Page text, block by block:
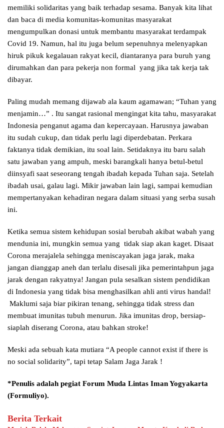
memiliki solidaritas yang baik terhadap sesama. Banyak kita lihat
dan baca di media komunitas-komunitas masyarakat
mengumpulkan donasi untuk membantu masyarakat terdampak
Covid 19. Namun, hal itu juga belum sepenuhnya melenyapkan
hiruk pikuk kegalauan rakyat kecil, diantaranya para buruh yang
dirumahkan dan para pekerja non formal yang jika tak kerja tak
dibayar.
Paling mudah memang dijawab ala kaum agamawan; “Tuhan yang
menjamin…” . Itu sangat rasional mengingat kita tahu, masyarakat
Indonesia penganut agama dan kepercayaan. Harusnya jawaban
itu sudah cukup, dan tidak perlu lagi diperdebatan. Perkara
faktanya tidak demikian, itu soal lain. Setidaknya itu baru salah
satu jawaban yang ampuh, meski barangkali hanya betul-betul
diinsyafi saat seseorang tengah ibadah kepada Tuhan saja. Setelah
ibadah usai, galau lagi. Mikir jawaban lain lagi, sampai kemudian
mempertanyakan kehadiran negara dalam situasi yang serba susah
ini.
Ketika semua sistem kehidupan sosial berubah akibat wabah yang
mendunia ini, mungkin semua yang tidak siap akan kaget. Disaat
Corona merajalela sehingga meniscayakan jaga jarak, maka
jangan dianggap aneh dan terlalu disesali jika pemerintahpun jaga
jarak dengan rakyatnya! Jangan pula sesalkan sistem pendidikan
di Indonesia yang tidak bisa menghasilkan ahli anti virus handal!
Maklumi saja biar pikiran tenang, sehingga tidak stress dan
membuat imunitas tubuh menurun. Jika imunitas drop, bersiap-
siaplah diserang Corona, atau bahkan stroke!
Meski ada sebuah kata mutiara “A people cannot exist if there is
no social solidarity”, tapi tetap Salam Jaga Jarak !
*Penulis adalah pegiat Forum Muda Lintas Iman Yogyakarta
(Formuliyo).
Berita Terkait